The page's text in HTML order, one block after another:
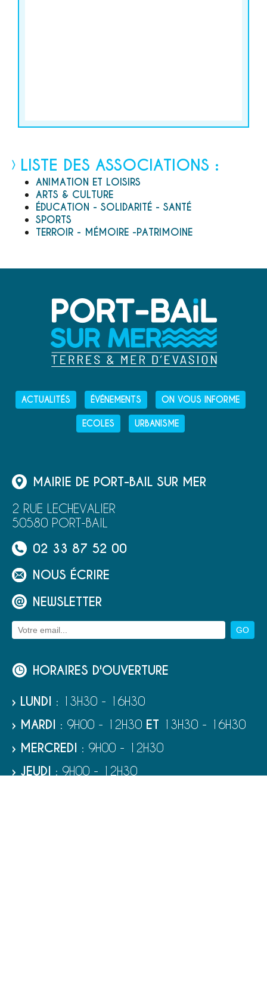
LISTE DES ASSOCIATIONS :
ANIMATION ET LOISIRS
ARTS & CULTURE
ÉDUCATION - SOLIDARITÉ - SANTÉ
SPORTS
TERROIR - MÉMOIRE -PATRIMOINE
ACTUALITÉS ÉVÉNEMENTS ON VOUS INFORME
ECOLES URBANISME
MAIRIE DE PORT-BAIL SUR MER
2 RUE LECHEVALIER
50580 PORT-BAIL
02 33 87 52 00
NOUS ÉCRIRE
NEWSLETTER
HORAIRES D'OUVERTURE
› LUNDI : 13H30 - 16H30
› MARDI : 9H00 - 12H30 ET 13H30 - 16H30
› MERCREDI : 9H00 - 12H30
› JEUDI : 9H00 - 12H30